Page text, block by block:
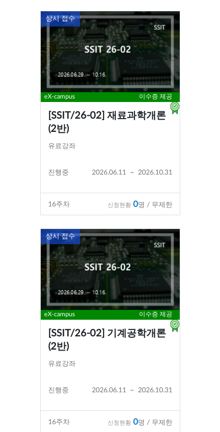
상시 접수
eX-campus 이수증 제공
[SSIT/26-02] 재료과학개론
(2반)
유료강좌
진행중 2026.06.11 ~ 2026.10.31
16주차 신청현황 0명 / 무제한
상시 접수
eX-campus 이수증 제공
[SSIT/26-02] 기계공학개론
(2반)
유료강좌
진행중 2026.06.11 ~ 2026.10.31
16주차 신청현황 0명 / 무제한